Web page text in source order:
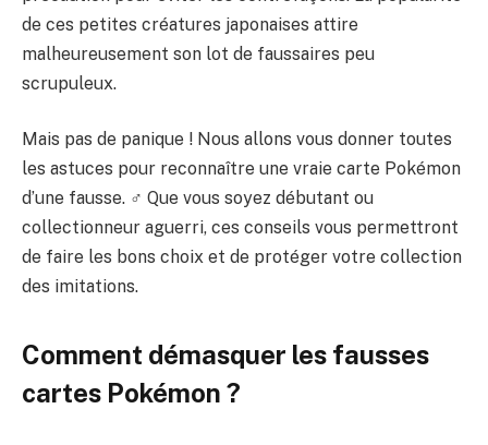
de ces petites créatures japonaises attire
malheureusement son lot de faussaires peu
scrupuleux.
Mais pas de panique ! Nous allons vous donner toutes
les astuces pour reconnaître une vraie carte Pokémon
d’une fausse. ️‍♂️ Que vous soyez débutant ou
collectionneur aguerri, ces conseils vous permettront
de faire les bons choix et de protéger votre collection
des imitations.
Comment démasquer les fausses
cartes Pokémon ?